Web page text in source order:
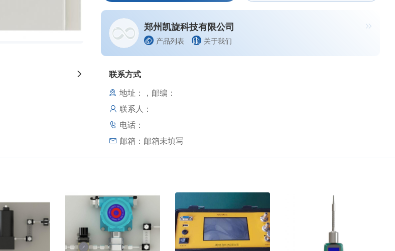
郑州凯旋科技有限公司
产品列表 关于我们
联系方式
地址：，邮编：
联系人：
电话：
邮箱： 邮箱未填写